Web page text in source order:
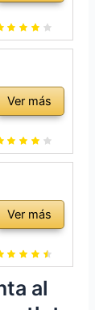
Ver más
Ver más
al